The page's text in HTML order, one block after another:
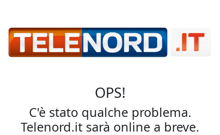
OPS!
C'è stato qualche problema.
Telenord.it sarà online a breve.